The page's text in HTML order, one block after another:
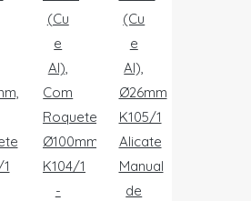
K104/1
-
K105/1
Alicate
Manual
de